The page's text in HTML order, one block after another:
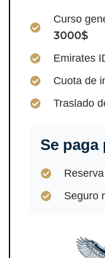
Curso
3000$
Emirates
Cuota de
Traslado
Se paga
Seguro